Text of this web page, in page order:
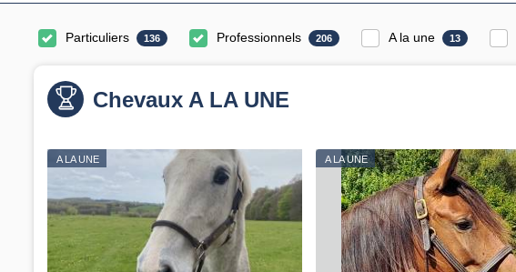
Particuliers 136 Professionnels 206 A la une 13
Chevaux A LA UNE
A LA UNE A LA UNE